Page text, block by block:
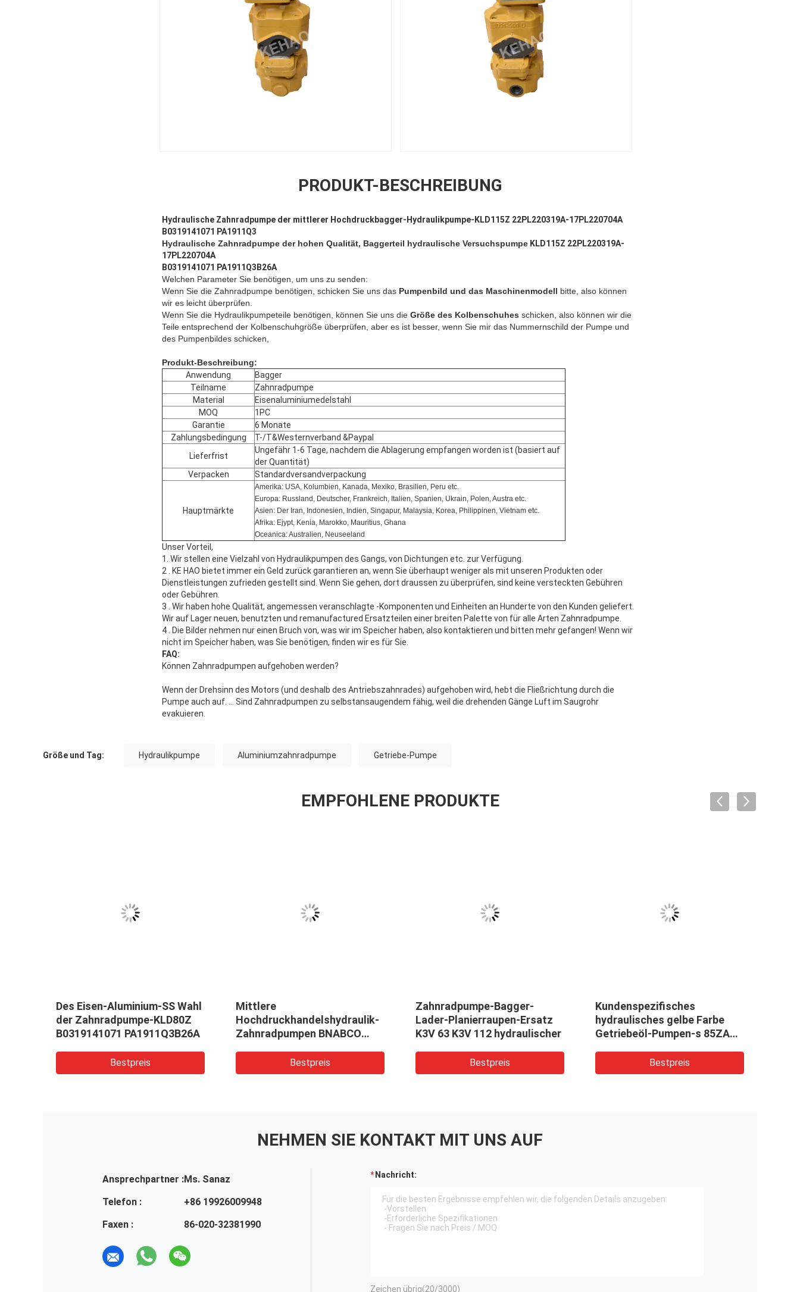
PRODUKT-BESCHREIBUNG
Hydraulische Zahnradpumpe der mittlerer Hochdruckbagger-Hydraulikpumpe-KLD115Z 22PL220319A-17PL220704A
B0319141071 PA1911Q3
Hydraulische Zahnradpumpe der hohen Qualität, Baggerteil hydraulische Versuchspumpe KLD115Z 22PL220319A-
17PL220704A
B0319141071 PA1911Q3B26A
Welchen Parameter Sie benötigen, um uns zu senden:
Wenn Sie die Zahnradpumpe benötigen, schicken Sie uns das Pumpenbild und das Maschinenmodell bitte, also können
wir es leicht überprüfen.
Wenn Sie die Hydraulikpumpeteile benötigen, können Sie uns die Größe des Kolbenschuhes schicken, also können wir die
Teile entsprechend der Kolbenschuhgröße überprüfen, aber es ist besser, wenn Sie mir das Nummernschild der Pumpe und
des Pumpenbildes schicken,
Produkt-Beschreibung:
Anwendung
Bagger
Teilname
Zahnradpumpe
Material
Eisenaluminiumedelstahl
MOQ
1PC
Garantie
6 Monate
Zahlungsbedingung
T-/T&Westernverband &Paypal
Lieferfrist
Ungefähr 1-6 Tage, nachdem die Ablagerung empfangen worden ist (basiert auf
der Quantität)
Verpacken
Standardversandverpackung
Hauptmärkte
Amerika: USA, Kolumbien, Kanada, Mexiko, Brasilien, Peru etc.
Europa: Russland, Deutscher, Frankreich, Italien, Spanien, Ukrain, Polen, Austra etc.
Asien: Der Iran, Indonesien, Indien, Singapur, Malaysia, Korea, Philippinen, Vietnam etc.
Afrika: Ejypt, Kenia, Marokko, Mauritius, Ghana
Oceanica: Australien, Neuseeland
Unser Vorteil,
1. Wir stellen eine Vielzahl von Hydraulikpumpen des Gangs, von Dichtungen etc. zur Verfügung.
2 . KE HAO bietet immer ein Geld zurück garantieren an, wenn Sie überhaupt weniger als mit unseren Produkten oder
Dienstleistungen zufrieden gestellt sind. Wenn Sie gehen, dort draussen zu überprüfen, sind keine versteckten Gebühren
oder Gebühren.
3 . Wir haben hohe Qualität, angemessen veranschlagte -Komponenten und Einheiten an Hunderte von den Kunden geliefert.
Wir auf Lager neuen, benutzten und remanufactured Ersatzteilen einer breiten Palette von für alle Arten Zahnradpumpe.
4 . Die Bilder nehmen nur einen Bruch von, was wir im Speicher haben, also kontaktieren und bitten mehr gefangen! Wenn wir
nicht im Speicher haben, was Sie benötigen, finden wir es für Sie.
FAQ:
Können Zahnradpumpen aufgehoben werden?
Wenn der Drehsinn des Motors (und deshalb des Antriebszahnrades) aufgehoben wird, hebt die Fließrichtung durch die
Pumpe auch auf. … Sind Zahnradpumpen zu selbstansaugendem fähig, weil die drehenden Gänge Luft im Saugrohr
evakuieren.
Größe und Tag: Hydraulikpumpe Aluminiumzahnradpumpe Getriebe-Pumpe
EMPFOHLENE PRODUKTE
Des Eisen-Aluminium-SS Wahl
der Zahnradpumpe-KLD80Z
B0319141071 PA1911Q3B26A
Bestpreis
Mittlere
Hochdruckhandelshydraulik-
Zahnradpumpen BNABCO
Bestpreis
Zahnradpumpe-Bagger-
Lader-Planierraupen-Ersatz
K3V 63 K3V 112 hydraulischer
Bestpreis
Kundenspezifisches
hydraulisches gelbe Farbe
Getriebeöl-Pumpen-s 85ZA
Bestpreis
NEHMEN SIE KONTAKT MIT UNS AUF
Ansprechpartner :Ms. Sanaz
Telefon :
+86 19926009948
Faxen :
86-020-32381990
Nachricht:
Zeichen übrig(20/3000)